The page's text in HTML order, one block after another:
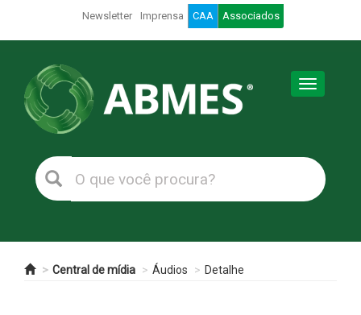
Newsletter Imprensa CAA Associados
Toggle
Central de mídia Áudios Detalhe